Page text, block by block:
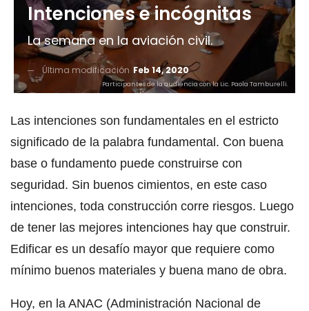
Intenciones e incógnitas
La semana en la aviación civil.
Última modificación Feb 14, 2020
Participantes de la audiencia con la Lic. Paola Tamburelli.
Las intenciones son fundamentales en el estricto
significado de la palabra fundamental. Con buena
base o fundamento puede construirse con
seguridad. Sin buenos cimientos, en este caso
intenciones, toda construcción corre riesgos. Luego
de tener las mejores intenciones hay que construir.
Edificar es un desafío mayor que requiere como
mínimo buenos materiales y buena mano de obra.
Hoy, en la ANAC (Administración Nacional de